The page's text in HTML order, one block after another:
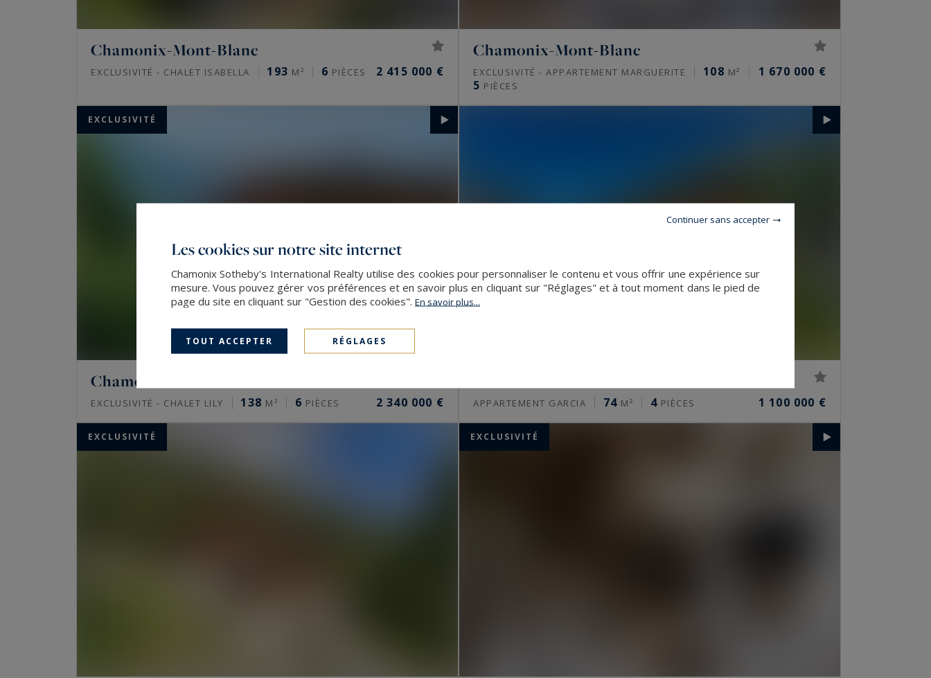
Chamonix-Mont-Blanc
EXCLUSIVITÉ - CHALET ISABELLA 193 M² 6 PIÈCES 2 415 000 €
Chamonix-Mont-Blanc
EXCLUSIVITÉ - APPARTEMENT MARGUERITE 108 M²
5 PIÈCES
1 670 000 €
EXCLUSIVITÉ
Chamonix-Mont-Blanc
EXCLUSIVITÉ - CHALET LILY 138 M² 6 PIÈCES 2 340 000 € APPARTEMENT GARCIA 74 M² 4 PIÈCES 1 100 000 €
EXCLUSIVITÉ EXCLUSIVITÉ
Les cookies sur notre site internet
Chamonix Sotheby's International Realty utilise des cookies pour personnaliser le contenu et vous offrir une expérience sur
mesure. Vous pouvez gérer vos préférences et en savoir plus en cliquant sur "Réglages" et à tout moment dans le pied de
page du site en cliquant sur "Gestion des cookies". En savoir plus...
TOUT ACCEPTER RÉGLAGES
Continuer sans accepter